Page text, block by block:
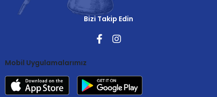
Bizi Takip Edin
Mobil Uygulamalarımız